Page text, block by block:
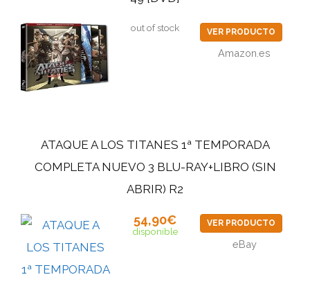
out of stock VER PRODUCTO
Amazon.es
ATAQUE A LOS TITANES 1ª TEMPORADA
COMPLETA NUEVO 3 BLU-RAY+LIBRO (SIN
ABRIR) R2
54,90€
disponible
VER PRODUCTO
eBay